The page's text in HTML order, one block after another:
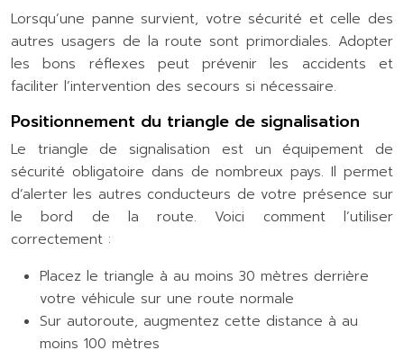
Lorsqu’une panne survient, votre sécurité et celle des
autres usagers de la route sont primordiales. Adopter
les bons réflexes peut prévenir les accidents et
faciliter l’intervention des secours si nécessaire.
Positionnement du triangle de signalisation
Le triangle de signalisation est un équipement de
sécurité obligatoire dans de nombreux pays. Il permet
d’alerter les autres conducteurs de votre présence sur
le bord de la route. Voici comment l’utiliser
correctement :
Placez le triangle à au moins 30 mètres derrière
votre véhicule sur une route normale
Sur autoroute, augmentez cette distance à au
moins 100 mètres